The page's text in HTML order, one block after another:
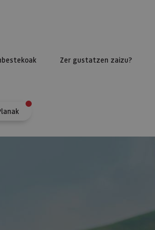
Zer gustatzen zaizu?